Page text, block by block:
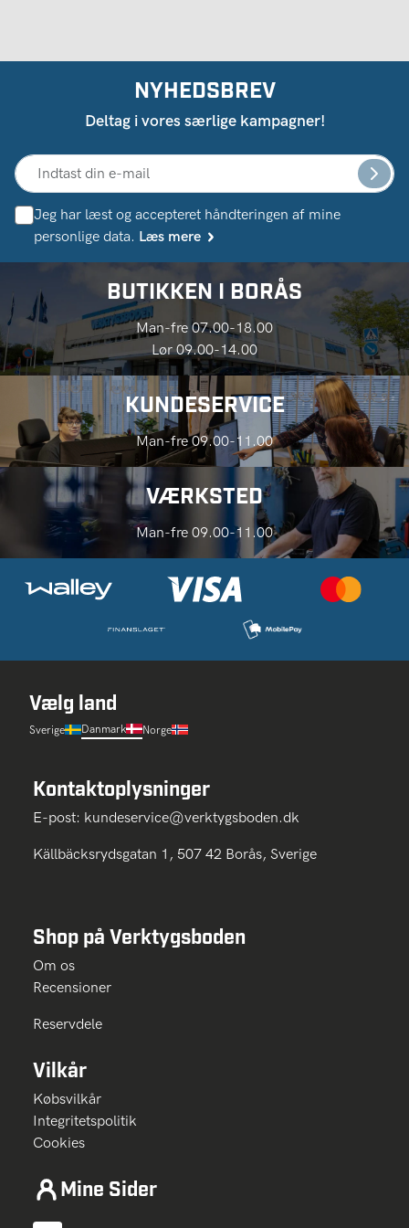
NYHEDSBREV
Deltag i vores særlige kampagner!
Jeg har læst og accepteret håndteringen af ​​mine
personlige data. Læs mere
BUTIKKEN I BORÅS
Man-fre 07.00-18.00
Lør 09.00-14.00
KUNDESERVICE
Man-fre 09.00-11.00
VÆRKSTED
Man-fre 09.00-11.00
Vælg land
Sverige Danmark Norge
Kontaktoplysninger
E-post: kundeservice@verktygsboden.dk
Källbäcksrydsgatan 1, 507 42 Borås, Sverige
Shop på Verktygsboden
Om os
Recensioner
Reservdele
Vilkår
Købsvilkår
Integritetspolitik
Cookies
Mine Sider